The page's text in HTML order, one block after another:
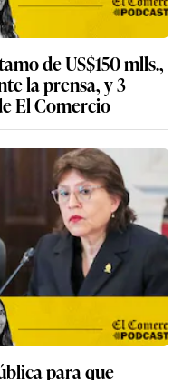
de US$150 mlls.,
la prensa, y 3
El Comercio
para que